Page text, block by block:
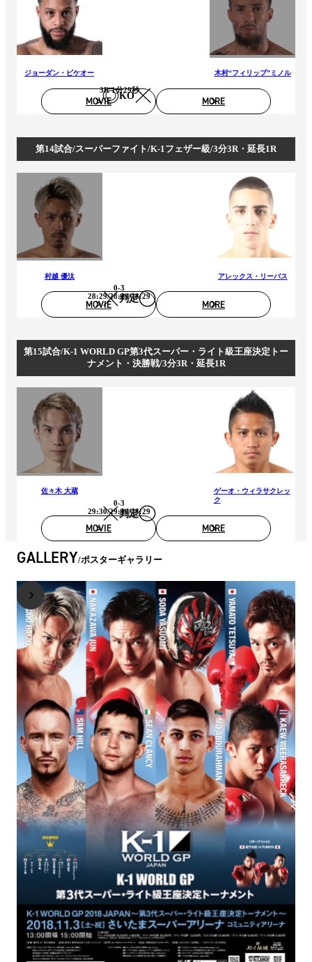
ジョーダン・ピケオー
KO
3R 1分29秒
木村“フィリップ”ミノル
MOVIE MORE
第14試合/スーパーファイト/K-1フェザー級/3分3R・延長1R
村越 優汰
判定
0-3
28:29/28:29/28:29
アレックス・リーバス
MOVIE MORE
第15試合/K-1 WORLD GP第3代スーパー・ライト級王座決定トー
ナメント・決勝戦/3分3R・延長1R
佐々木 大蔵
判定
0-3
29:30/29:30/28:29
ゲーオ・ウィラサクレッ
ク
MOVIE MORE
GALLERY ポスターギャラリー